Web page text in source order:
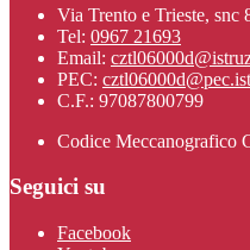
Via Trento e Trieste, snc
Tel: 0967 21693
Email:
PEC:
C.F.: 97087800799
Codice Meccanografico
Seguici su
Facebook